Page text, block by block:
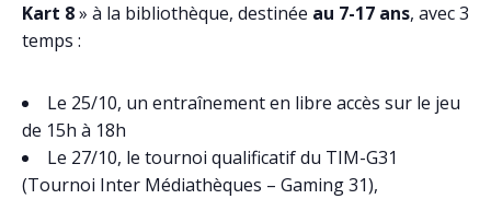
Kart 8» à la bibliothèque, destinée au 7-17 ans, avec 3
temps :
Le 25/10, un entraînement en libre accès sur le jeu
de 15h à 18h
Le 27/10, le tournoi qualificatif du TIM-G31
(Tournoi Inter Médiathèques – Gaming 31),